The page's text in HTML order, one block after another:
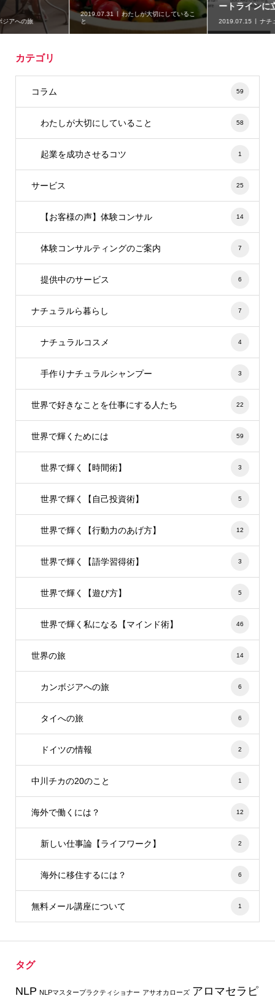
2019.07.31
わたしが大切にしているこ
と
ートラインに立つ
2019.07.15 ナチュラルコスメ
カテゴリ
コラム 59
わたしが大切にしていること 58
起業を成功させるコツ 1
サービス 25
【お客様の声】体験コンサル 14
体験コンサルティングのご案内 7
提供中のサービス 6
ナチュラルら暮らし 7
ナチュラルコスメ 4
手作りナチュラルシャンプー 3
世界で好きなことを仕事にする人たち 22
世界で輝くためには 59
世界で輝く【時間術】 3
世界で輝く【自己投資術】 5
世界で輝く【行動力のあげ方】 12
世界で輝く【語学習得術】 3
世界で輝く【遊び方】 5
世界で輝く私になる【マインド術】 46
世界の旅 14
カンボジアへの旅 6
タイへの旅 6
ドイツの情報 2
中川チカの20のこと 1
海外で働くには？ 12
新しい仕事論【ライフワーク】 2
海外に移住するには？ 6
無料メール講座について 1
タグ
NLP NLPマスタープラクティショナー アサオカローズ アロマセラピ